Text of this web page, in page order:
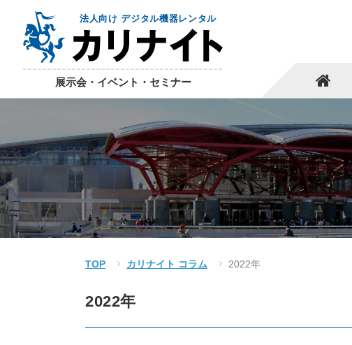
法人向け デジタル機器レンタル
展示会・イベント・セミナー ホーム
TOP カリナイト コラム 2022年
2022年